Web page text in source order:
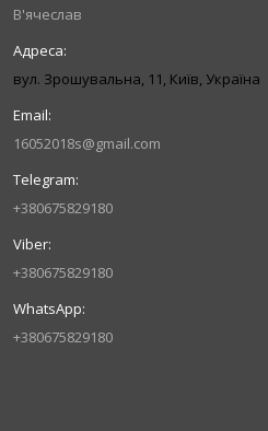
В'ячеслав
вул. Зрошувальна, 11, Київ, Україна
16052018s@gmail.com
+380675829180
+380675829180
+380675829180